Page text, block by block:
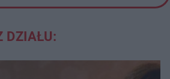
DZIAŁU: